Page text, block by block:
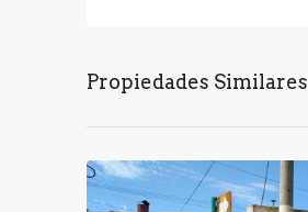
Propiedades Similares